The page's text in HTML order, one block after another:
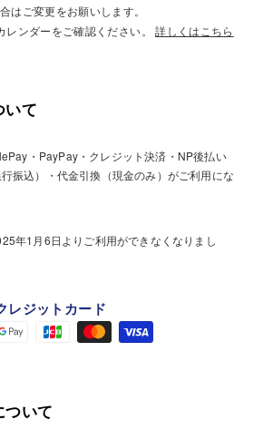
はご変更をお願いします。
レンダーをご確認ください。詳しくはこちら
いて
・PayPay・クレジット決済・NP後払い
行振込）・代金引換（現金のみ）がご利用にな
年1月6日よりご利用ができなくなりまし
レジットカード
いて